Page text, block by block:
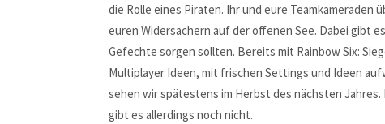
die Rolle eines Piraten. Ihr und eure
euren Widersachern auf der offenen See. Dabei gibt
Gefechte sorgen sollten. Bereits mit Rainbow Six:
Multiplayer Ideen, mit frischen Settings und Ideen
sehen wir spätestens im Herbst des nächsten
gibt es allerdings noch nicht.